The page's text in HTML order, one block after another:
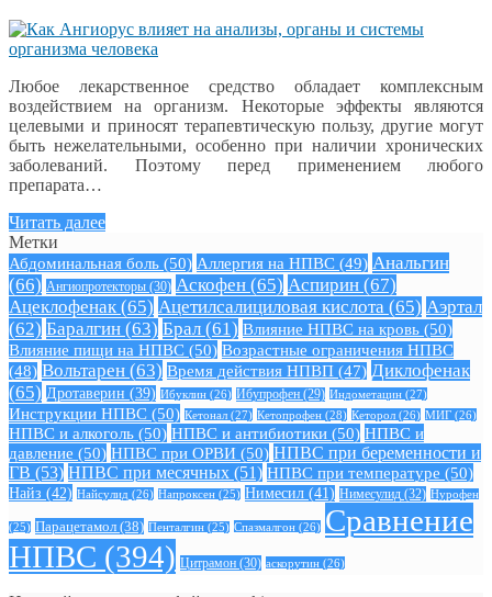
Любое лекарственное средство обладает комплексным
воздействием на организм. Некоторые эффекты являются
целевыми и приносят терапевтическую пользу, другие могут
быть нежелательными, особенно при наличии хронических
заболеваний. Поэтому перед применением любого
препарата…
Читать далее
Метки
Абдоминальная боль (50) Аллергия на НПВС (49) Анальгин
(66) Ангиопротекторы (30) Аскофен (65) Аспирин (67)
Ацеклофенак (65) Ацетилсалициловая кислота (65) Аэртал
(62) Баралгин (63) Брал (61) Влияние НПВС на кровь (50)
Влияние пищи на НПВС (50) Возрастные ограничения НПВС
(48) Вольтарен (63) Время действия НПВП (47) Диклофенак
(65) Дротаверин (39) Ибуклин (26) Ибупрофен (29) Индометацин (27)
Инструкции НПВС (50) Кетонал (27) Кетопрофен (28) Кеторол (26) МИГ (26)
НПВС и алкоголь (50) НПВС и антибиотики (50) НПВС и
давление (50) НПВС при ОРВИ (50) НПВС при беременности и
ГВ (53) НПВС при месячных (51) НПВС при температуре (50)
Найз (42) Найсулид (26) Напроксен (25) Нимесил (41) Нимесулид (32) Нурофен
(25) Парацетамол (38) Пенталгин (25) Спазмалгон (26) Сравнение
НПВС (394) Цитрамон (30) аскорутин (26)